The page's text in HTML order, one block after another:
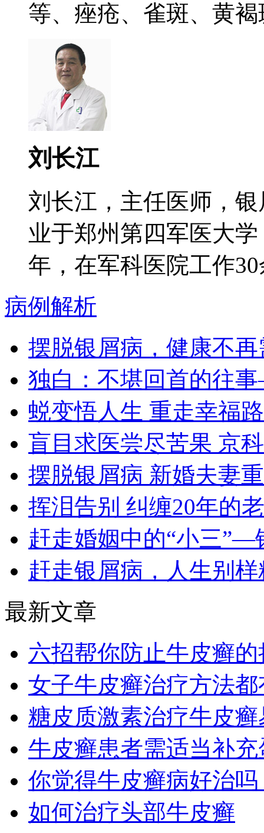
等、痤疮、雀斑、黄褐
刘长江
刘长江，主任医师，
业于郑州第四军医大
年，在军科医院工作
病例解析
摆脱银屑病，健康不
独白：不堪回首的往
蜕变悟人生 重走幸福路
盲目求医尝尽苦果 京
摆脱银屑病 新婚夫妻
挥泪告别 纠缠20年的
赶走婚姻中的“小三”—
赶走银屑病，人生别
最新文章
六招帮你防止牛皮癣
女子牛皮癣治疗方法
糖皮质激素治疗牛皮
牛皮癣患者需适当补
你觉得牛皮癣病好治
如何治疗头部牛皮癣